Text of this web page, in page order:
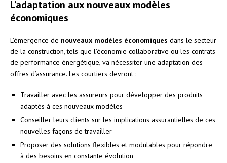
L’adaptation aux nouveaux modèles
économiques
L’émergence de nouveaux modèles économiques dans le secteur
de la construction, tels que l’économie collaborative ou les contrats
de performance énergétique, va nécessiter une adaptation des
offres d’assurance. Les courtiers devront :
Travailler avec les assureurs pour développer des produits
adaptés à ces nouveaux modèles
Conseiller leurs clients sur les implications assurantielles de ces
nouvelles façons de travailler
Proposer des solutions flexibles et modulables pour répondre
à des besoins en constante évolution